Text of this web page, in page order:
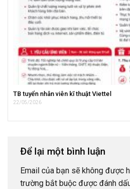
TB tuyển nhân viên kĩ thuật Viettel
22/05/2026
Để lại một bình luận
Email của bạn sẽ không được
trường bắt buộc được đánh